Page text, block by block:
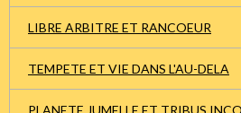
LIBRE ARBITRE ET RANCOEUR
TEMPETE ET VIE DANS L'AU-DELA
PLANETE JUMELLE ET TRIBUS